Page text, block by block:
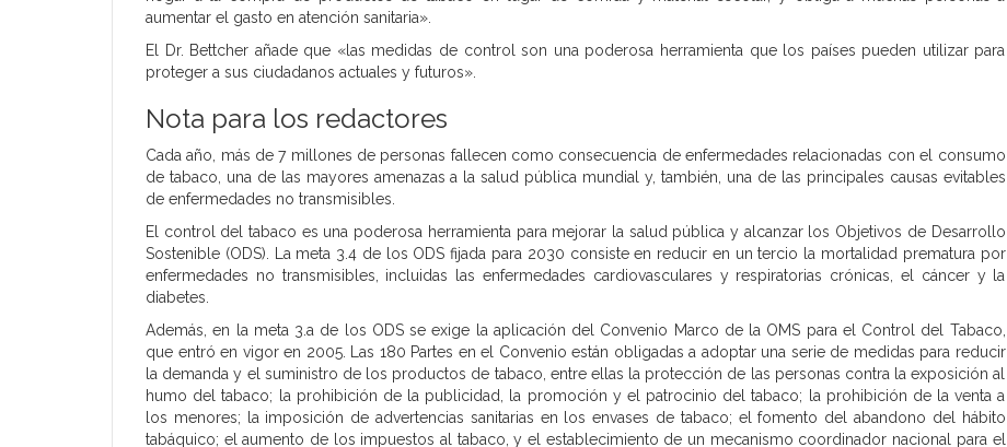
aumentar el gasto en atención sanitaria».
El Dr. Bettcher añade que «las medidas de control son una poderosa herramienta que los países pueden utilizar para
proteger a sus ciudadanos actuales y futuros».
Nota para los redactores
Cada año, más de 7 millones de personas fallecen como consecuencia de enfermedades relacionadas con el consumo
de tabaco, una de las mayores amenazas a la salud pública mundial y, también, una de las principales causas evitables
de enfermedades no transmisibles.
El control del tabaco es una poderosa herramienta para mejorar la salud pública y alcanzar los Objetivos de Desarrollo
Sostenible (ODS). La meta 3.4 de los ODS fijada para 2030 consiste en reducir en un tercio la mortalidad prematura por
enfermedades no transmisibles, incluidas las enfermedades cardiovasculares y respiratorias crónicas, el cáncer y la
diabetes.
Además, en la meta 3.a de los ODS se exige la aplicación del Convenio Marco de la OMS para el Control del Tabaco,
que entró en vigor en 2005. Las 180 Partes en el Convenio están obligadas a adoptar una serie de medidas para reducir
la demanda y el suministro de los productos de tabaco, entre ellas la protección de las personas contra la exposición al
humo del tabaco; la prohibición de la publicidad, la promoción y el patrocinio del tabaco; la prohibición de la venta a
los menores; la imposición de advertencias sanitarias en los envases de tabaco; el fomento del abandono del hábito
tabáquico; el aumento de los impuestos al tabaco, y el establecimiento de un mecanismo coordinador nacional para el